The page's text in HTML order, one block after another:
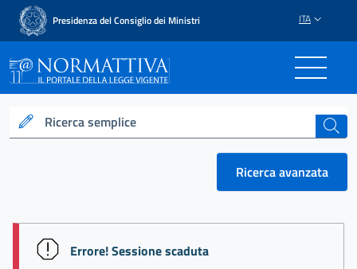
Presidenza del Consiglio dei Ministri ITA
Normattiva - Il portale
Ricerca semplice cerca
Ricerca avanzata
session id: gPfasbG2jlhN7NIzLVc3fh-
Errore! Sessione scaduta